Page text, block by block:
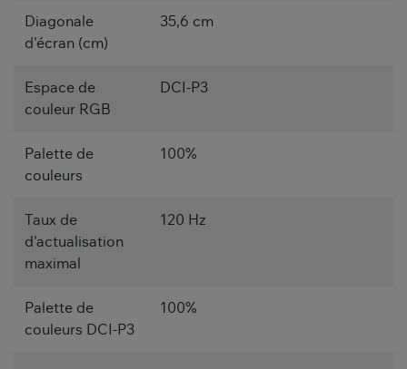
Diagonale
d'écran (cm)
35,6 cm
Espace de
couleur RGB
DCI-P3
Palette de
couleurs
100%
Taux de
d'actualisation
maximal
120 Hz
Palette de
couleurs DCI-P3
100%